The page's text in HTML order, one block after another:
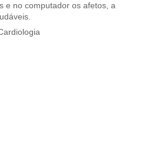
e no computador os afetos, a